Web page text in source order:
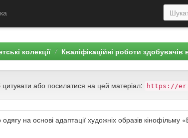
колекції Кваліфікаційні роботи
або посилатися на цей матеріал: https://
одягу на основі адаптації художніх образів